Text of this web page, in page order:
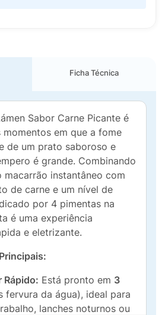
Ficha Técnica
Sabor Carne Picante é
em que a fome
de um prato saboroso e
é grande. Combinando
instantâneo com
de carne e um nível de
por 4 pimentas na
é uma experiência
e eletrizante.
Rápido: Está pronto em 3
fervura da água), ideal para
lanches noturnos ou